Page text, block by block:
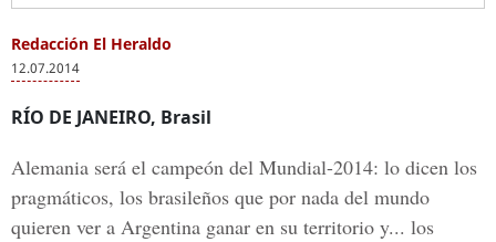
Redacción El Heraldo
12.07.2014
RÍO DE JANEIRO, Brasil
Alemania será el campeón del Mundial-2014: lo dicen los
pragmáticos, los brasileños que por nada del mundo
quieren ver a Argentina ganar en su territorio y... los